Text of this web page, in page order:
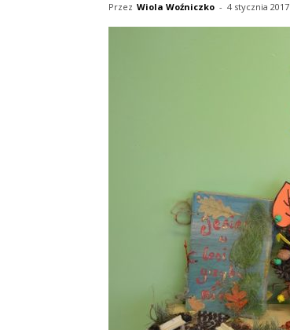
Przez Wiola Woźniczko - 4 stycznia 2017